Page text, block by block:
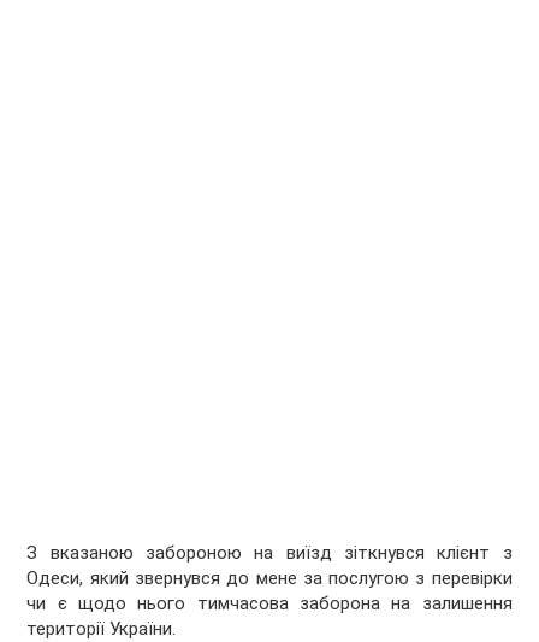
З вказаною забороною на виїзд зіткнувся клієнт з
Одеси, який звернувся до мене за послугою з перевірки
чи є щодо нього тимчасова заборона на залишення
території України.